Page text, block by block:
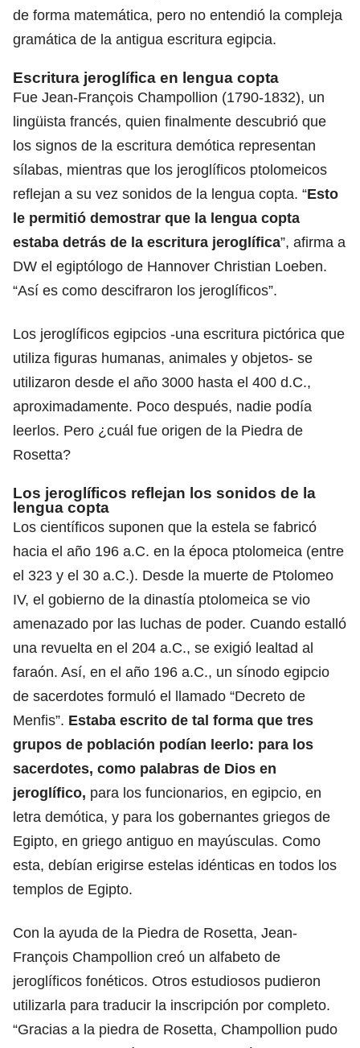
de forma matemática, pero no entendió la compleja
gramática de la antigua escritura egipcia.
Escritura jeroglífica en lengua copta
Fue Jean-François Champollion (1790-1832), un
lingüista francés, quien finalmente descubrió que
los signos de la escritura demótica representan
sílabas, mientras que los jeroglíficos ptolomeicos
reflejan a su vez sonidos de la lengua copta. “Esto
le permitió demostrar que la lengua copta
estaba detrás de la escritura jeroglífica”, afirma a
DW el egiptólogo de Hannover Christian Loeben.
“Así es como descifraron los jeroglíficos”.
Los jeroglíficos egipcios -una escritura pictórica que
utiliza figuras humanas, animales y objetos- se
utilizaron desde el año 3000 hasta el 400 d.C.,
aproximadamente. Poco después, nadie podía
leerlos. Pero ¿cuál fue origen de la Piedra de
Rosetta?
Los jeroglíficos reflejan los sonidos de la
lengua copta
Los científicos suponen que la estela se fabricó
hacia el año 196 a.C. en la época ptolomeica (entre
el 323 y el 30 a.C.). Desde la muerte de Ptolomeo
IV, el gobierno de la dinastía ptolomeica se vio
amenazado por las luchas de poder. Cuando estalló
una revuelta en el 204 a.C., se exigió lealtad al
faraón. Así, en el año 196 a.C., un sínodo egipcio
de sacerdotes formuló el llamado “Decreto de
Menfis”. Estaba escrito de tal forma que tres
grupos de población podían leerlo: para los
sacerdotes, como palabras de Dios en
jeroglífico, para los funcionarios, en egipcio, en
letra demótica, y para los gobernantes griegos de
Egipto, en griego antiguo en mayúsculas. Como
esta, debían erigirse estelas idénticas en todos los
templos de Egipto.
Con la ayuda de la Piedra de Rosetta, Jean-
François Champollion creó un alfabeto de
jeroglíficos fonéticos. Otros estudiosos pudieron
utilizarla para traducir la inscripción por completo.
“Gracias a la piedra de Rosetta, Champollion pudo